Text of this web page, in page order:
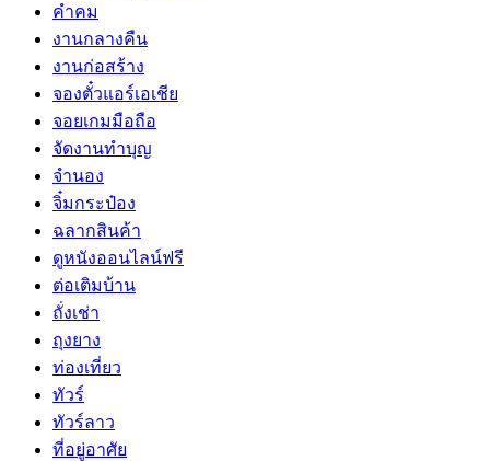
คำคม
งานกลางคืน
งานก่อสร้าง
จองตั๋วแอร์เอเชีย
จอยเกมมือถือ
จัดงานทำบุญ
จำนอง
จิ๋มกระป๋อง
ฉลากสินค้า
ดูหนังออนไลน์ฟรี
ต่อเติมบ้าน
ถั่งเช่า
ถุงยาง
ท่องเที่ยว
ทัวร์
ทัวร์ลาว
ที่อยู่อาศัย